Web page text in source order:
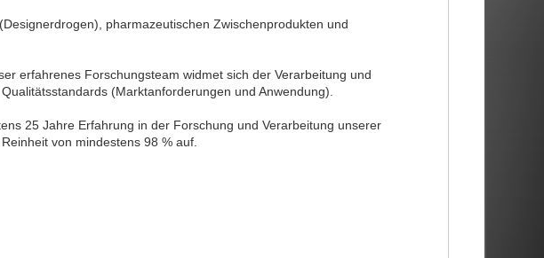
pharmazeutischen Zwischenprodukten und
erfahrenes Forschungsteam widmet sich der Verarbeitung und
(Marktanforderungen und Anwendung).
25 Jahre Erfahrung in der Forschung und Verarbeitung unserer
von mindestens 98 % auf.